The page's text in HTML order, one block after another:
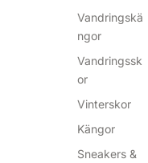
Vandringskä
ngor
Vandringssk
or
Vinterskor
Kängor
Sneakers &